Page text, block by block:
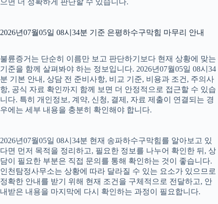
으면 더 정확하게 판단할 수 있습니다.
2026년07월05일 08시34분 기준 은평하수구막힘 마무리 안내
불륜증거는 단순히 이름만 보고 판단하기보다 현재 상황에 맞는
기준을 함께 살펴봐야 하는 정보입니다. 2026년07월05일 08시34
분 기본 안내, 상담 전 준비사항, 비교 기준, 비용과 조건, 주의사
항, 공식 자료 확인까지 함께 보면 더 안정적으로 접근할 수 있습
니다. 특히 개인정보, 계약, 신청, 결제, 자료 제출이 연결되는 경
우에는 세부 내용을 충분히 확인해야 합니다.
2026년07월05일 08시34분 현재 송파하수구막힘를 알아보고 있
다면 먼저 목적을 정리하고, 필요한 정보를 나누어 확인한 뒤, 상
담이 필요한 부분은 직접 문의를 통해 확인하는 것이 좋습니다.
인천탐정사무소는 상황에 따라 달라질 수 있는 요소가 있으므로
정확한 안내를 받기 위해 현재 조건을 구체적으로 전달하고, 안
내받은 내용을 마지막에 다시 확인하는 과정이 필요합니다.